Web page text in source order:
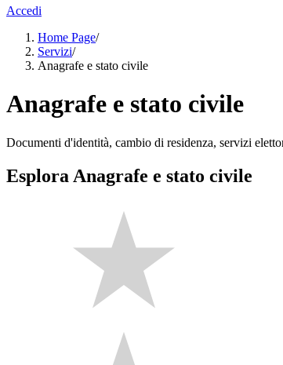
Accedi
Home Page/
Servizi/
Anagrafe e stato civile
Anagrafe e stato civile
Documenti d'identità, cambio di residenza, servizi
Esplora Anagrafe e stato civile